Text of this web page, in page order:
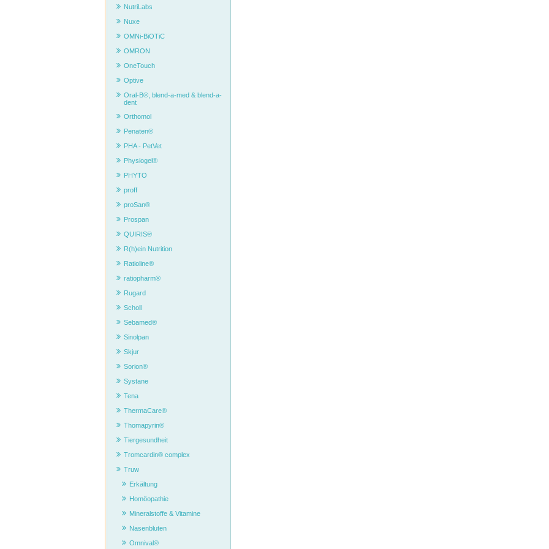
NutriLabs
Nuxe
OMNi-BiOTiC
OMRON
OneTouch
Optive
Oral-B®, blend-a-med & blend-a-
dent
Orthomol
Penaten®
PHA - PetVet
Physiogel®
PHYTO
proff
proSan®
Prospan
QUIRIS®
R(h)ein Nutrition
Ratioline®
ratiopharm®
Rugard
Scholl
Sebamed®
Sinolpan
Skjur
Sorion®
Systane
Tena
ThermaCare®
Thomapyrin®
Tiergesundheit
Tromcardin® complex
Truw
Erkältung
Homöopathie
Mineralstoffe & Vitamine
Nasenbluten
Omnival®